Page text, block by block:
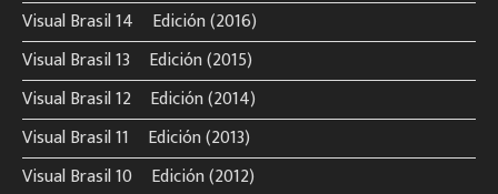
Visual Brasil 14º Edición (2016)
Visual Brasil 13º Edición (2015)
Visual Brasil 12º Edición (2014)
Visual Brasil 11º Edición (2013)
Visual Brasil 10º Edición (2012)